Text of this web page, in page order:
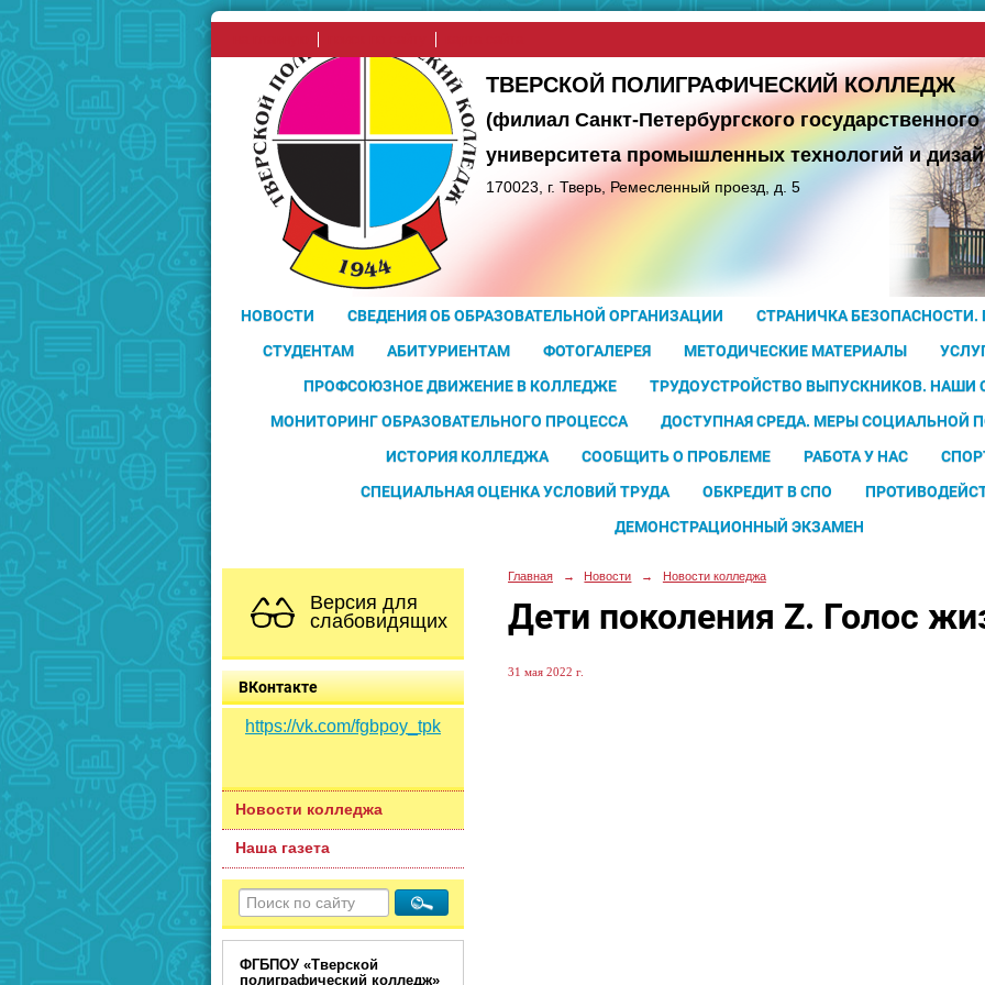
ТВЕРСКОЙ ПОЛИГРАФИЧЕСКИЙ КОЛЛЕДЖ
(филиал Санкт-Петербургского государственного
университетапромышленных технологий и
170023, г. Тверь, Ремесленный проезд, д. 5
НОВОСТИ СВЕДЕНИЯ ОБ ОБРАЗОВАТЕЛЬНОЙ ОРГАНИЗАЦИИ
СТРАНИЧКА
СТУДЕНТАМ
АБИТУРИЕНТАМ ФОТОГАЛЕРЕЯ МЕТОДИЧЕСКИЕ МАТЕРИАЛЫ
ПРОФСОЮЗНОЕ ДВИЖЕНИЕ В КОЛЛЕДЖЕ
ТРУДОУСТРОЙСТВО ВЫПУСКНИКОВ. НАШИ
МОНИТОРИНГ ОБРАЗОВАТЕЛЬНОГО ПРОЦЕССА
ДОСТУПНАЯ СРЕДА. МЕРЫ СОЦИАЛЬНОЙ
ИСТОРИЯ КОЛЛЕДЖА
СООБЩИТЬ О ПРОБЛЕМЕ РАБОТА У НАС
СПЕЦИАЛЬНАЯ ОЦЕНКА УСЛОВИЙ ТРУДА
ОБКРЕДИТ В СПО
ДЕМОНСТРАЦИОННЫЙ ЭКЗАМЕН
Версия для
слабовидящих
ВКонтакте
https://vk.com/fgbpoy_tpk
Новости колледжа
Наша газета
ФГБПОУ «Тверской
полиграфический колледж»
Главная → Новости → Новости колледжа
Дети поколения Z. Голос
31 мая 2022 г.